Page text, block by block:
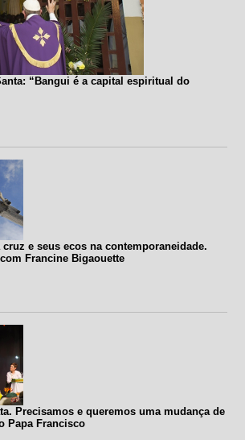
“Bangui é a capital espiritual do
e seus ecos na contemporaneidade.
Francine Bigaouette
Precisamos e queremos uma mudança de
Papa Francisco